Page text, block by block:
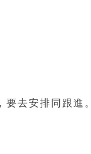
去安排同跟進。